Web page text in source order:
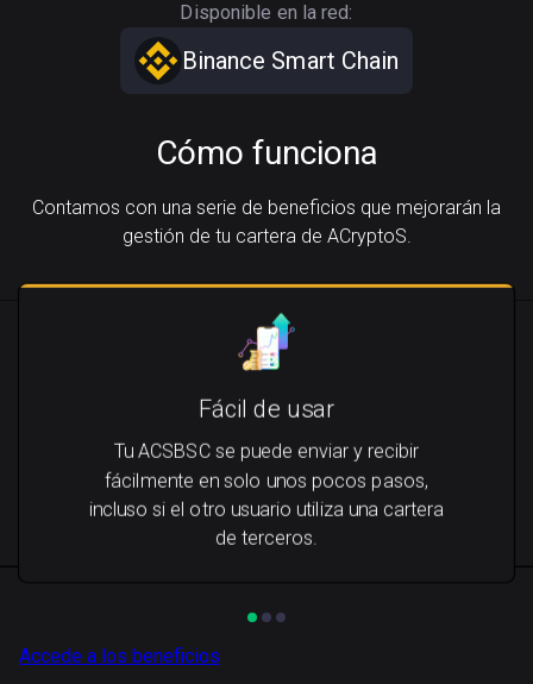
Disponible en la red:
Binance Smart Chain
Cómo funciona
Contamos con una serie de beneficios que mejorarán la
gestión de tu cartera de ACryptoS.
Fácil de usar
Tu ACSBSC se puede enviar y recibir
fácilmente en solo unos pocos pasos,
incluso si el otro usuario utiliza una cartera
de terceros.
Accede a los beneficios